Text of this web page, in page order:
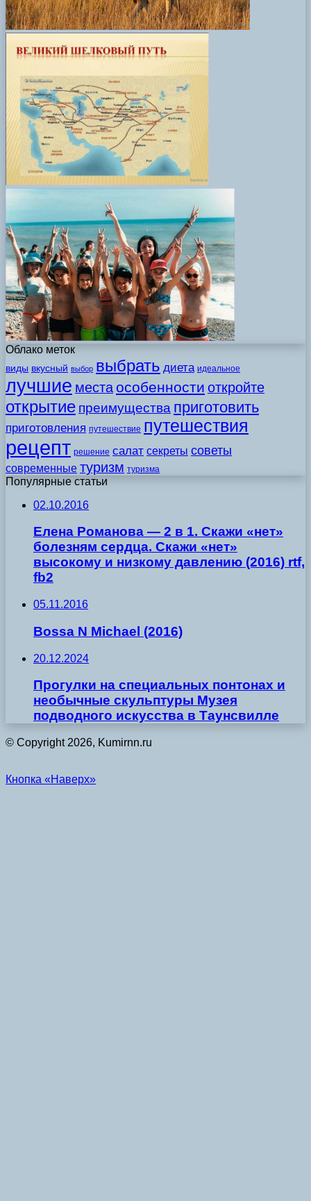
Облако меток
виды вкусный выбор выбрать диета идеальное
лучшие места особенности откройте
открытие преимущества приготовить
приготовления путешествие путешествия
рецепт решение салат секреты советы
современные туризм туризма
Популярные статьи
02.10.2016
Елена Романова — 2 в 1. Скажи «нет»
болезням сердца. Скажи «нет»
высокому и низкому давлению (2016) rtf,
fb2
05.11.2016
Bossa N Michael (2016)
20.12.2024
Прогулки на специальных понтонах и
необычные скульптуры Музея
подводного искусства в Таунсвилле
© Copyright 2026, Kumirnn.ru
Кнопка «Наверх»